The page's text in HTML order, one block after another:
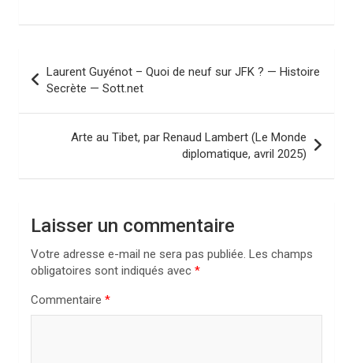
v
a
Laurent Guyénot – Quoi de neuf sur JFK ? — Histoire
Secrète — Sott.net
Arte au Tibet, par Renaud Lambert (Le Monde
diplomatique, avril 2025)
Laisser un commentaire
Votre adresse e-mail ne sera pas publiée. Les champs
obligatoires sont indiqués avec *
Commentaire *